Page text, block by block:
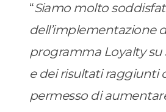
“Siamo molto
dell’implementazione
programma Loyalty su
e dei risultati raggiunti
permesso di